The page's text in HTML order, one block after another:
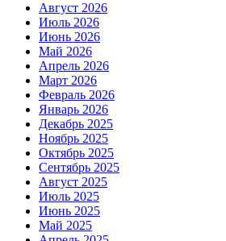
Август 2026
Июль 2026
Июнь 2026
Май 2026
Апрель 2026
Март 2026
Февраль 2026
Январь 2026
Декабрь 2025
Ноябрь 2025
Октябрь 2025
Сентябрь 2025
Август 2025
Июль 2025
Июнь 2025
Май 2025